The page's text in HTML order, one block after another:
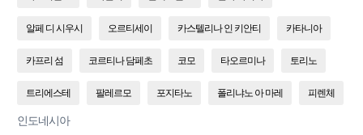
알페 디 시우시 오르티세이 카스텔리나 인 키안티 카타니아
카프리 섬 코르티나 담페초 코모 타오르미나 토리노
트리에스테 팔레르모 포지타노 폴리냐노 아 마레 피렌체
인도네시아